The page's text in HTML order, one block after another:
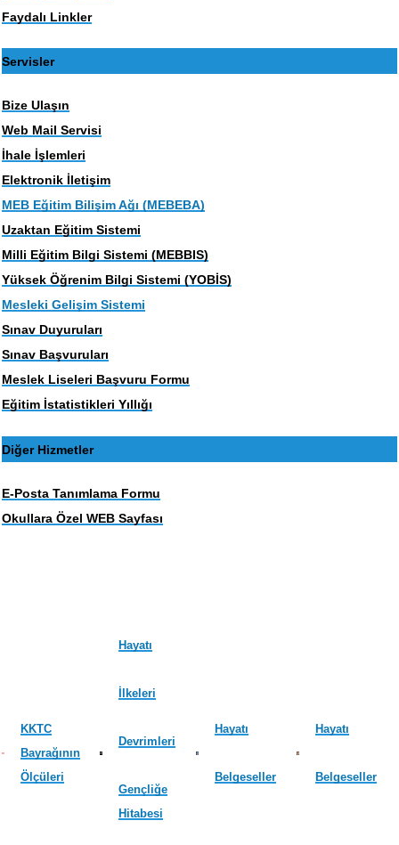
Faydalı Linkler
Servisler
Bize Ulaşın
Web Mail Servisi
İhale İşlemleri
Elektronik İletişim
MEB Eğitim Bilişim Ağı (MEBEBA)
Uzaktan Eğitim Sistemi
Milli Eğitim Bilgi Sistemi (MEBBIS)
Yüksek Öğrenim Bilgi Sistemi (YOBİS)
Mesleki Gelişim Sistemi
Sınav Duyuruları
Sınav Başvuruları
Meslek Liseleri Başvuru Formu
Eğitim İstatistikleri Yıllığı
Diğer Hizmetler
E-Posta Tanımlama Formu
Okullara Özel WEB Sayfası
KKTC
Bayrağının
Ölçüleri
Hayatı
İlkeleri
Devrimleri
Gençliğe
Hitabesi
Hayatı
Belgeseller
Hayatı
Belgeseller